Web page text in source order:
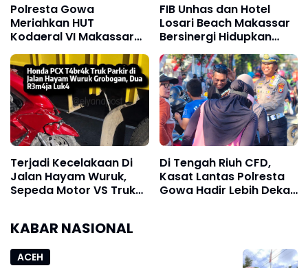
Polresta Gowa
Meriahkan HUT
Kodaeral VI Makassar
Lewat Fun Bike, Perkuat
Sinergi TNI-Polri
FIB Unhas dan Hotel
Losari Beach Makassar
Bersinergi Hidupkan
Warisan Budaya Lewat
Teknologi Digital
Terjadi Kecelakaan Di
Jalan Hayam Wuruk,
Sepeda Motor VS Truk
Di Tengah Riuh CFD,
Kasat Lantas Polresta
Gowa Hadir Lebih Dekat
KABAR NASIONAL
ACEH